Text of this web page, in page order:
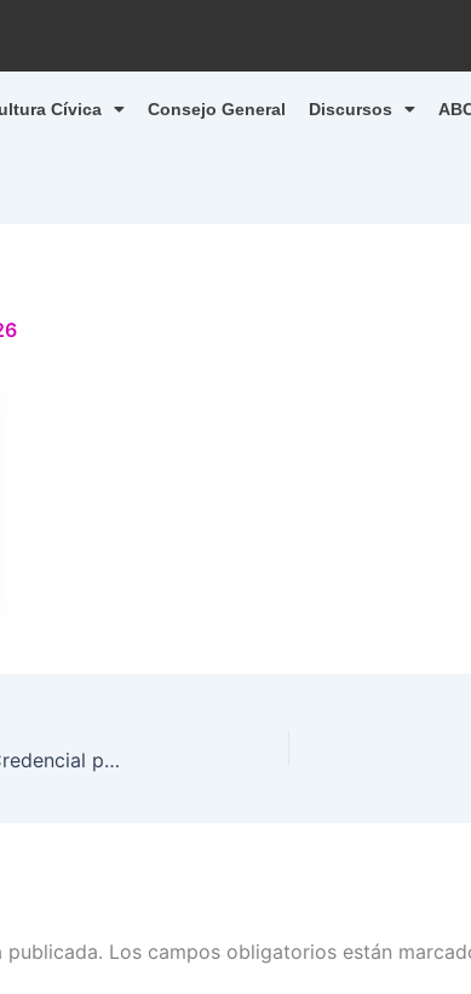
Cívica Consejo General Discursos
Inicia INE producción del nuevo modelo de la Credencial para Votar
publicada. Los campos obligatorios están